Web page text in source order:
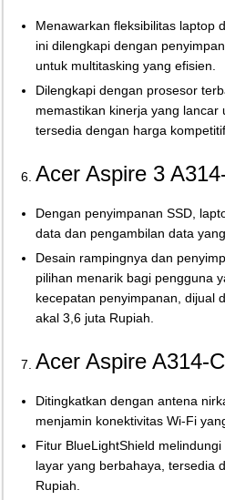
Menawarkan fleksibilitas laptop
ini dilengkapi dengan
untuk multitasking yang efisien.
Dilengkapi dengan prosesor
memastikan kinerja yang lancar
tersedia dengan harga kompetitif.
Acer Aspire 3
Dengan penyimpanan SSD,
data dan pengambilan data
Desain rampingnya dan
pilihan menarik bagi pengguna
kecepatan penyimpanan, dijual
akal 3,6 juta Rupiah.
Acer Aspire A314-
Ditingkatkan dengan antena
menjamin konektivitas Wi-Fi
Fitur BlueLightShield
layar yang berbahaya, tersedia
Rupiah.